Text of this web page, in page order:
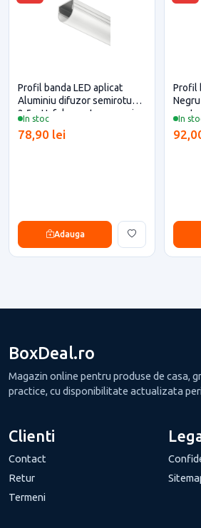
In stoc
Profil banda LED aplicat
Aluminiu difuzor semirotund
2.5m Hafele pentru casa si
78,90 lei
Adauga
In
Profil
BoxDeal.ro
Magazin online pentru produse de casa,
practice, cu disponibilitate actualizata
Clienti
Contact
Retur
Termeni